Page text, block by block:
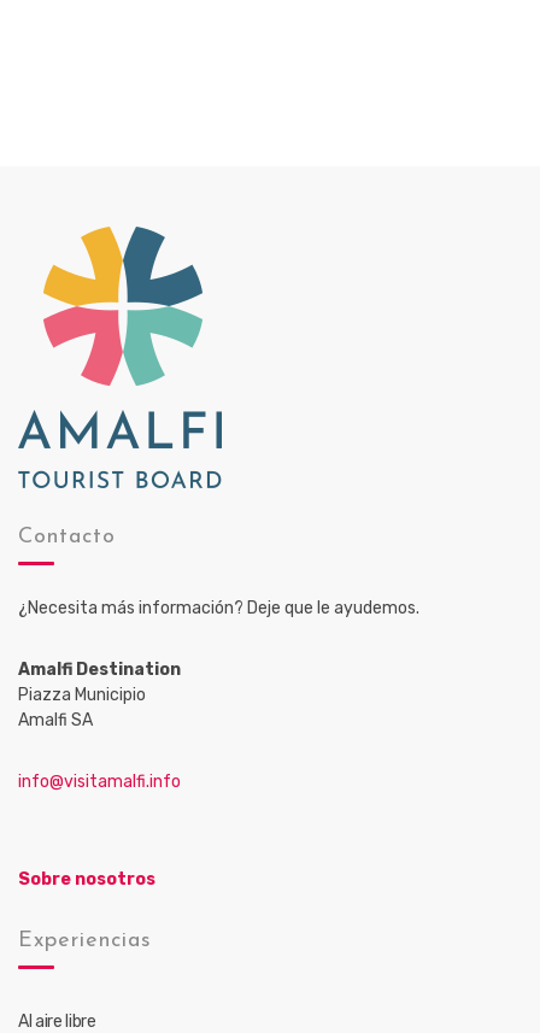
Contacto
¿Necesita más información? Deje que le ayudemos.
Amalfi Destination
Piazza Municipio
Amalfi SA
info@visitamalfi.info
Sobre nosotros
Experiencias
Al aire libre